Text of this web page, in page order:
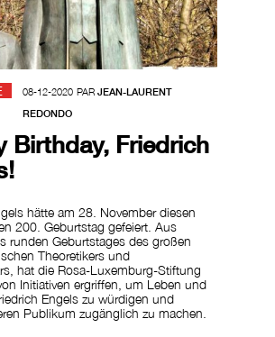
08-12-2020 PAR JEAN-LAURENT
REDONDO
Birthday, Friedrich
hätte am 28. November diesen
200. Geburtstag gefeiert. Aus
runden Geburtstages des großen
Theoretikers und
hat die Rosa-Luxemburg-Stiftung
Initiativen ergriffen, um Leben und
Engels zu würdigen und
Publikum zugänglich zu machen.